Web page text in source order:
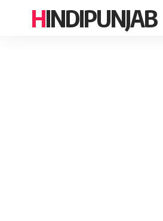
HINDIPUNJAB